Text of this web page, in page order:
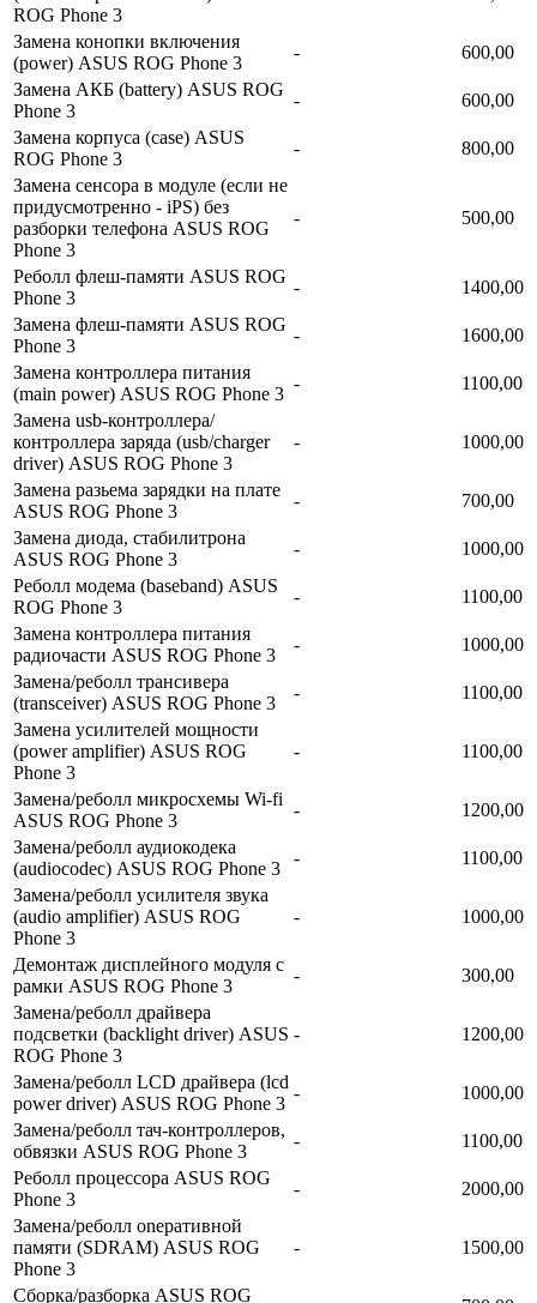
ROG Phone 3
Замена конопки включения
(power) ASUS ROG Phone 3
-
600,00
Замена АКБ (battery) ASUS ROG
Phone 3
-
600,00
Замена корпуса (сase) ASUS
ROG Phone 3
-
800,00
Замена сенсора в модуле (если не
придусмотренно - iPS) без
разборки телефона ASUS ROG
Phone 3
- 500,00
Реболл флеш-памяти ASUS ROG
Phone 3
-
1400,00
Замена флеш-памяти ASUS ROG
Phone 3
-
1600,00
Замена контроллера питания
(main power) ASUS ROG Phone 3
-
1100,00
Замена usb-контроллерa/
контроллера заряда (usb/charger
driver) ASUS ROG Phone 3
- 1000,00
Замена разьема зарядки на плате
ASUS ROG Phone 3
-
700,00
Замена диода, стабилитрона
ASUS ROG Phone 3
-
1000,00
Реболл модема (baseband) ASUS
ROG Phone 3
-
1100,00
Замена контроллера питания
радиочасти ASUS ROG Phone 3
-
1000,00
Замена/реболл трансивера
(transceiver) ASUS ROG Phone 3
-
1100,00
Замена усилителей мощности
(power amplifier) ASUS ROG
Phone 3
- 1100,00
Замена/реболл микросхемы Wi-fi
ASUS ROG Phone 3
-
1200,00
Замена/реболл аудиокодека
(audiocodec) ASUS ROG Phone 3
-
1100,00
Замена/реболл усилителя звука
(audio amplifier) ASUS ROG
Phone 3
- 1000,00
Демонтаж дисплейного модуля с
рамки ASUS ROG Phone 3
-
300,00
Замена/реболл драйвера
подсветки (backlight driver) ASUS
ROG Phone 3
- 1200,00
Замена/реболл LCD драйвера (lcd
power driver) ASUS ROG Phone 3
-
1000,00
Замена/реболл тач-контроллеров,
обвязки ASUS ROG Phone 3
-
1100,00
Реболл процессора ASUS ROG
Phone 3
-
2000,00
Замена/реболл onepaтивной
памяти (SDRAM) ASUS ROG
Phone 3
- 1500,00
Сборка/разборка ASUS ROG